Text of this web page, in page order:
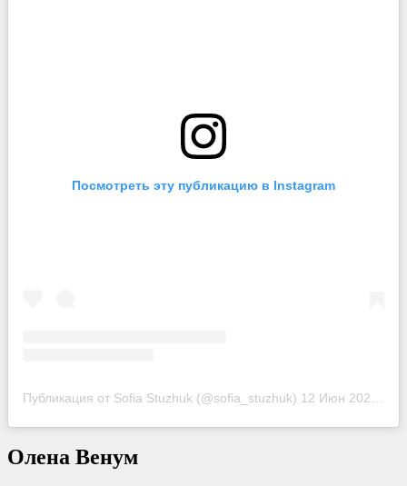
Посмотреть эту публикацию в Instagram
Публикация от Sofia Stuzhuk (@sofia_stuzhuk) 12 Июн 2020 в 7:56 PDT
Олена Венум